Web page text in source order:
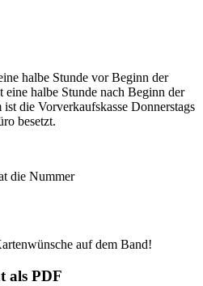
halbe Stunde vor Beginn der
eine halbe Stunde nach Beginn der
die Vorverkaufskasse Donnerstags
besetzt.
die Nummer
auf dem Band!
als PDF